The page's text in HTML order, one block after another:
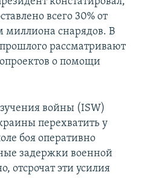
всего 30% от
миллиона снарядов. В
рассматривают
о помощи
войны (ISW)
перехватить у
боя оперативно
задержки военной
отсрочат эти усилия